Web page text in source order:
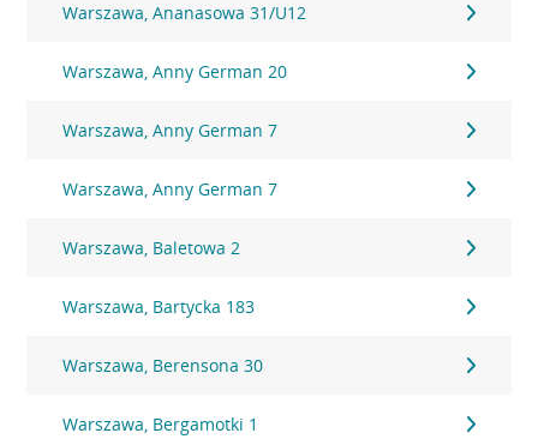
Warszawa, Ananasowa 31/U12
Warszawa, Anny German 20
Warszawa, Anny German 7
Warszawa, Anny German 7
Warszawa, Baletowa 2
Warszawa, Bartycka 183
Warszawa, Berensona 30
Warszawa, Bergamotki 1